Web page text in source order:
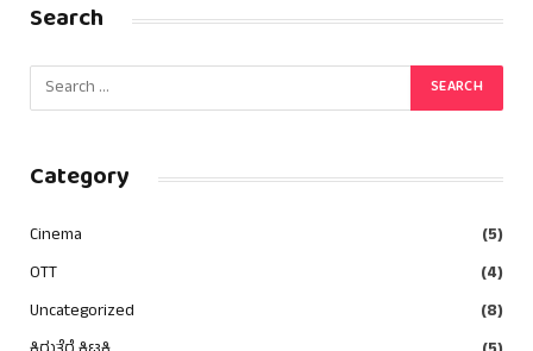
Search
Category
Cinema
(5)
OTT
(4)
Uncategorized
(8)